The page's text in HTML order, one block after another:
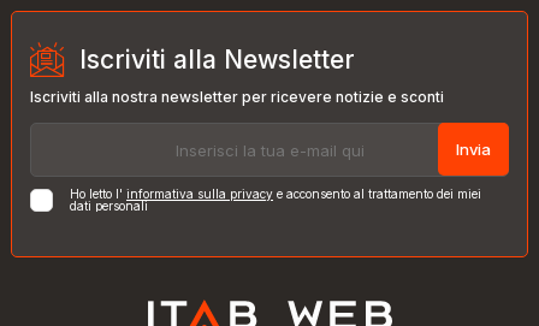
Iscriviti alla Newsletter
Iscriviti alla nostra newsletter per ricevere notizie e sconti
Invia
Ho letto l' informativa sulla privacy e acconsento al trattamento dei miei
dati personali